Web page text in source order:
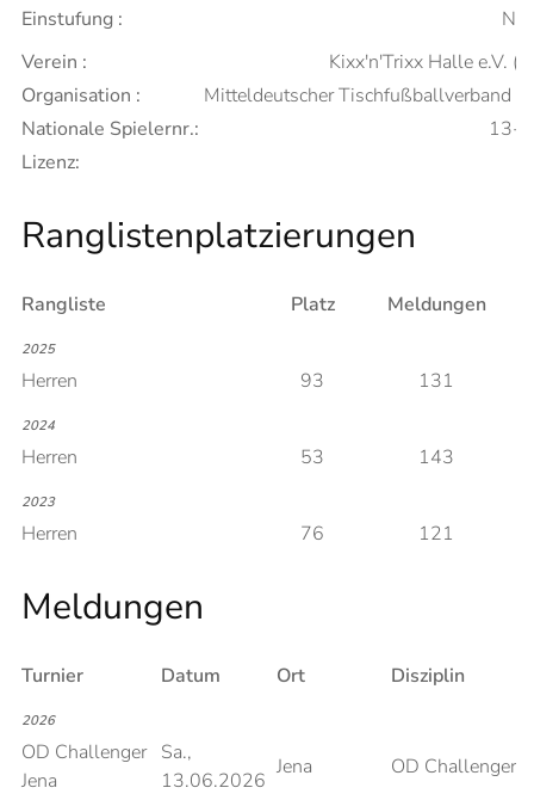
Einstufung :
Verein :
Kixx'n'Trixx Halle e.V.
Organisation :
Mitteldeutscher Tischfußballverband
Nationale Spielernr.:
13-
Lizenz:
Ranglistenplatzierungen
Rangliste Platz Meldungen
2025
Herren 93 131
2024
Herren 53 143
2023
Herren 76 121
Meldungen
Turnier Datum Ort Disziplin
2026
OD Challenger
Jena
Sa.,
13.06.2026
Jena
OD Challenger